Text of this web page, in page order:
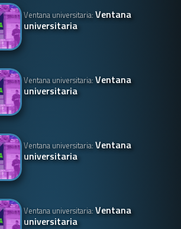
Ventana universitaria:Ventana
universitaria
Ventana universitaria:Ventana
universitaria
Ventana universitaria:Ventana
universitaria
Ventana universitaria:Ventana
universitaria